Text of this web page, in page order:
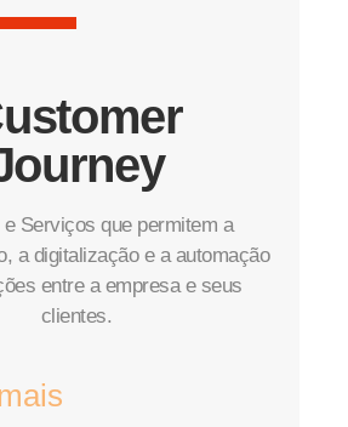
Serviços que permitem a
a digitalização e a automação
entre a empresa e seus
clientes.